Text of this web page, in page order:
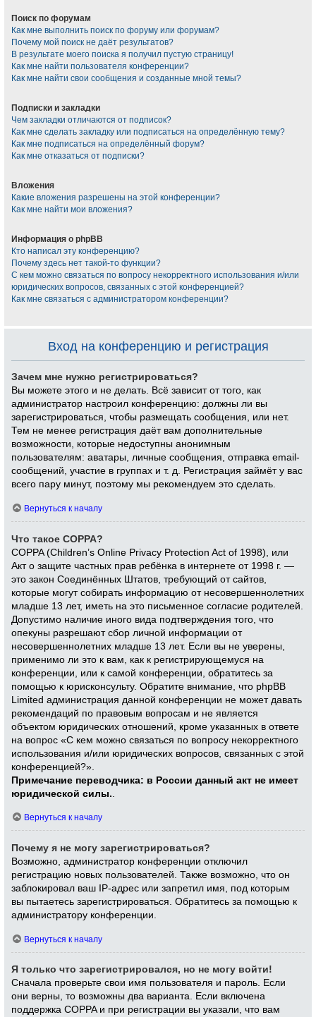
Поиск по форумам
Как мне выполнить поиск по форуму или форумам?
Почему мой поиск не даёт результатов?
В результате моего поиска я получил пустую страницу!
Как мне найти пользователя конференции?
Как мне найти свои сообщения и созданные мной темы?
Подписки и закладки
Чем закладки отличаются от подписок?
Как мне сделать закладку или подписаться на определённую тему?
Как мне подписаться на определённый форум?
Как мне отказаться от подписки?
Вложения
Какие вложения разрешены на этой конференции?
Как мне найти мои вложения?
Информация о phpBB
Кто написал эту конференцию?
Почему здесь нет такой-то функции?
С кем можно связаться по вопросу некорректного использования и/или
юридических вопросов, связанных с этой конференцией?
Как мне связаться с администратором конференции?
Вход на конференцию и регистрация
Зачем мне нужно регистрироваться?
Вы можете этого и не делать. Всё зависит от того, как
администратор настроил конференцию: должны ли вы
зарегистрироваться, чтобы размещать сообщения, или нет.
Тем не менее регистрация даёт вам дополнительные
возможности, которые недоступны анонимным
пользователям: аватары, личные сообщения, отправка email-
сообщений, участие в группах и т. д. Регистрация займёт у вас
всего пару минут, поэтому мы рекомендуем это сделать.
Вернуться к началу
Что такое COPPA?
COPPA (Children’s Online Privacy Protection Act of 1998), или
Акт о защите частных прав ребёнка в интернете от 1998 г. —
это закон Соединённых Штатов, требующий от сайтов,
которые могут собирать информацию от несовершеннолетних
младше 13 лет, иметь на это письменное согласие родителей.
Допустимо наличие иного вида подтверждения того, что
опекуны разрешают сбор личной информации от
несовершеннолетних младше 13 лет. Если вы не уверены,
применимо ли это к вам, как к регистрирующемуся на
конференции, или к самой конференции, обратитесь за
помощью к юрисконсульту. Обратите внимание, что phpBB
Limited администрация данной конференции не может давать
рекомендаций по правовым вопросам и не является
объектом юридических отношений, кроме указанных в ответе
на вопрос «С кем можно связаться по вопросу некорректного
использования и/или юридических вопросов, связанных с этой
конференцией?».
Примечание переводчика: в России данный акт не имеет
юридической силы.
Вернуться к началу
Почему я не могу зарегистрироваться?
Возможно, администратор конференции отключил
регистрацию новых пользователей. Также возможно, что он
заблокировал ваш IP-адрес или запретил имя, под которым
вы пытаетесь зарегистрироваться. Обратитесь за помощью к
администратору конференции.
Вернуться к началу
Я только что зарегистрировался, но не могу войти!
Сначала проверьте свои имя пользователя и пароль. Если
они верны, то возможны два варианта. Если включена
поддержка COPPA и при регистрации вы указали, что вам